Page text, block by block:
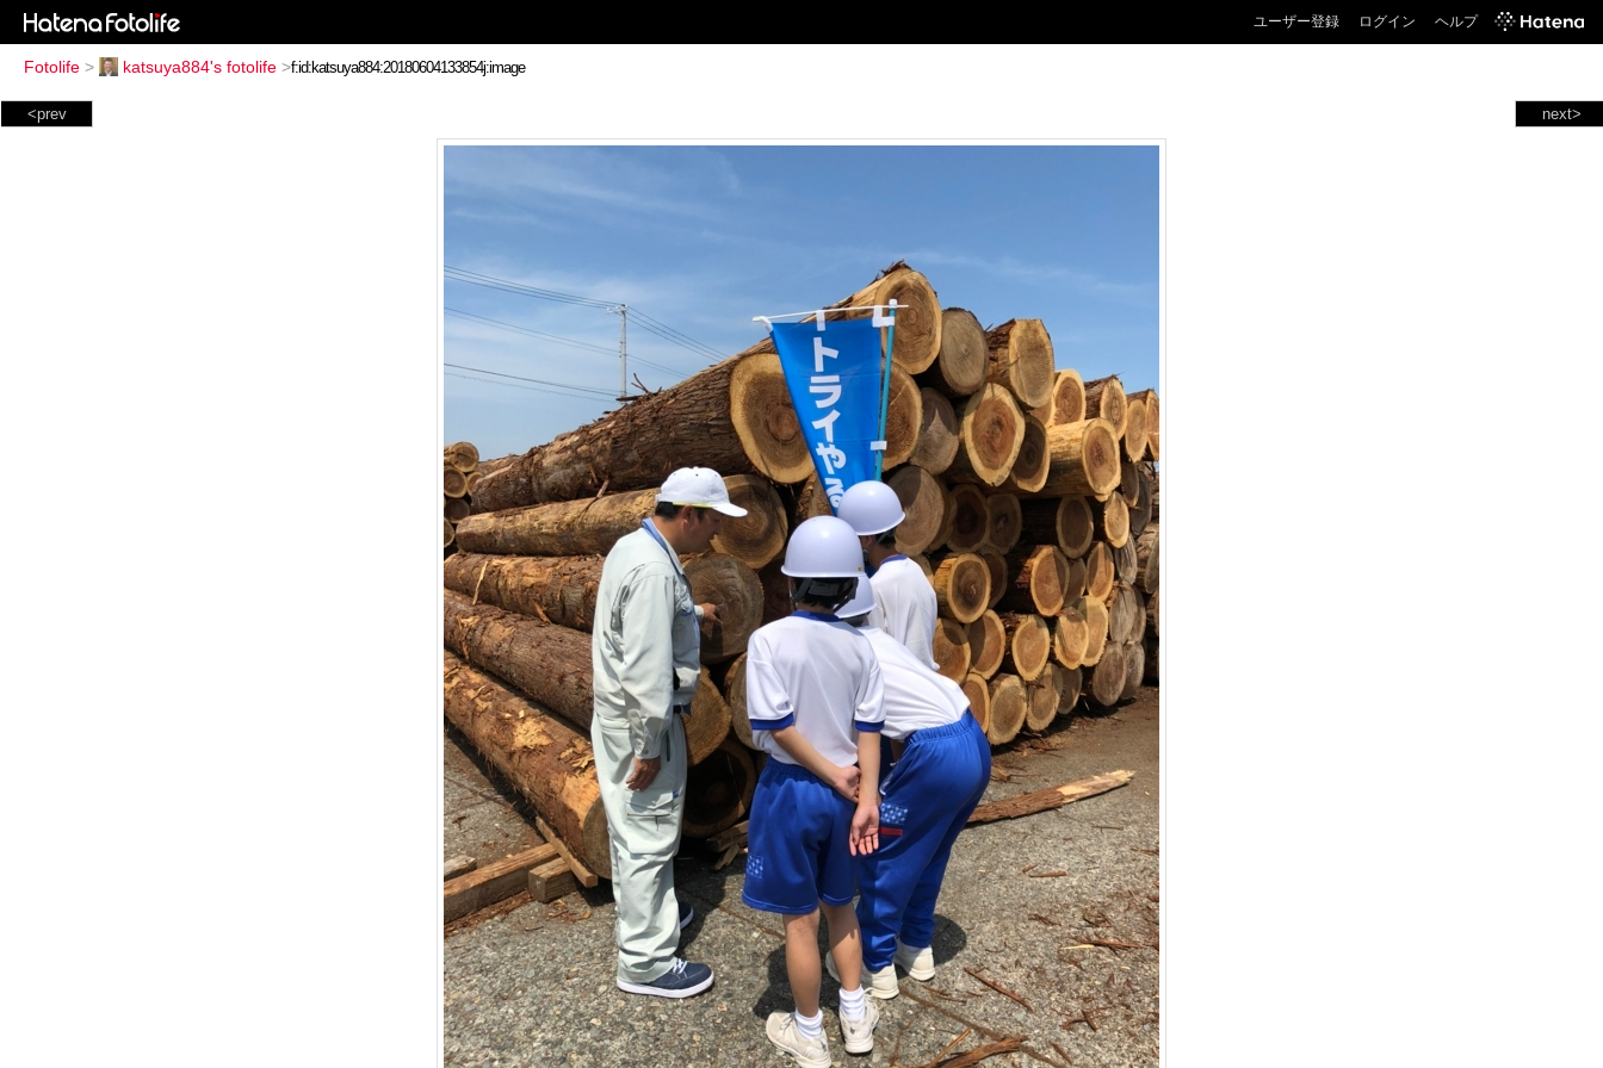
ユーザー登録 ログイン ヘルプ
Fotolife > katsuya884's fotolife >
next>
<prev